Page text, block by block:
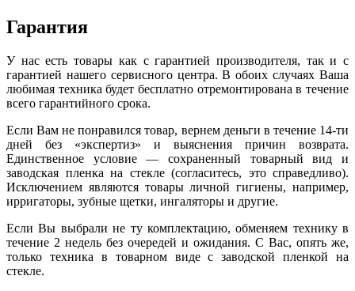
Гарантия
У нас есть товары как с гарантией производителя, так и с
гарантией нашего сервисного центра. В обоих случаях Ваша
любимая техника будет бесплатно отремонтирована в течение
всего гарантийного срока.
Если Вам не понравился товар, вернем деньги в течение 14-ти
дней без «экспертиз» и выяснения причин возврата.
Единственное условие — сохраненный товарный вид и
заводская пленка на стекле (согласитесь, это справедливо).
Исключением являются товары личной гигиены, например,
ирригаторы, зубные щетки, ингаляторы и другие.
Если Вы выбрали не ту комплектацию, обменяем технику в
течение 2 недель без очередей и ожидания. С Вас, опять же,
только техника в товарном виде с заводской пленкой на
стекле.